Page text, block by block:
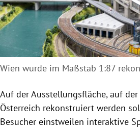
Wien wurde im Maßstab 1:87
Auf der Ausstellungsfläche, auf
Österreich rekonstruiert werden
Besucher einstweilen interaktive